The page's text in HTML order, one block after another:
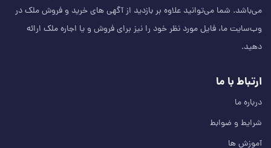
می‌باشد. شما می‌توانید علاوه بر بازدید از آگهی های خرید و فروش ملک در
وب‌سایت ما، فایل مورد نظر خود را نیز برای فروش و یا اجاره ملک ارائه
دهید.
ارتباط با ما
درباره ما
شرایط و ضوابط
آموزش ها